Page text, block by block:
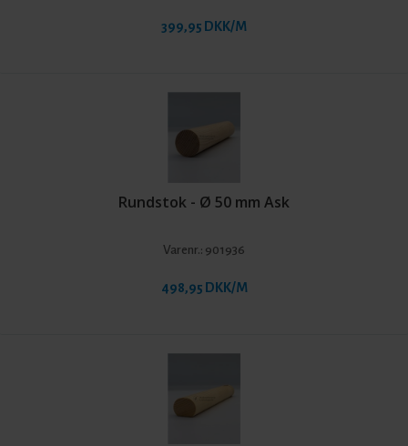
399,95 DKK/M
Rundstok - Ø 50 mm Ask
Varenr.: 901936
498,95 DKK/M